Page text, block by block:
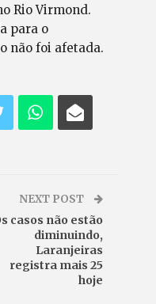
Rio Virmond.
para o
não foi afetada.
NEXT POST
casos não estão
diminuindo,
Laranjeiras
registra mais 25
hoje